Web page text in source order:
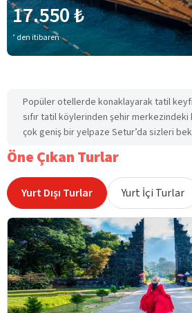
17.550 ₺
’ den itibaren
Popüler otellerde konaklayarak tatil
sıfır tatil köylerinden şehir
çok geniş bir yelpaze Setur’da sizleri
Öne Çıkan Turlar
Yurt Dışı Turlar Yurt İçi Turlar